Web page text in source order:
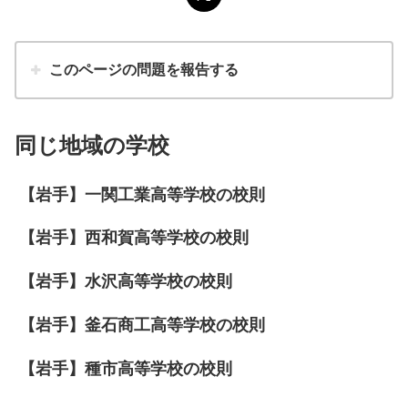
このページの問題を報告する
同じ地域の学校
【岩手】一関工業高等学校の校則
【岩手】西和賀高等学校の校則
【岩手】水沢高等学校の校則
【岩手】釜石商工高等学校の校則
【岩手】種市高等学校の校則